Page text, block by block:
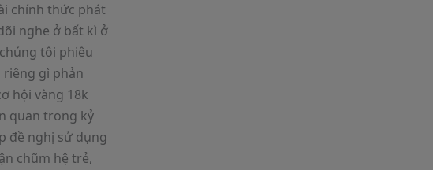
chính thức phát
nghe ở bất kì ở
tôi phiêu
gì phản
hội vàng 18k
quan trong kỷ
đề nghị sử dụng
chũm hệ trẻ,